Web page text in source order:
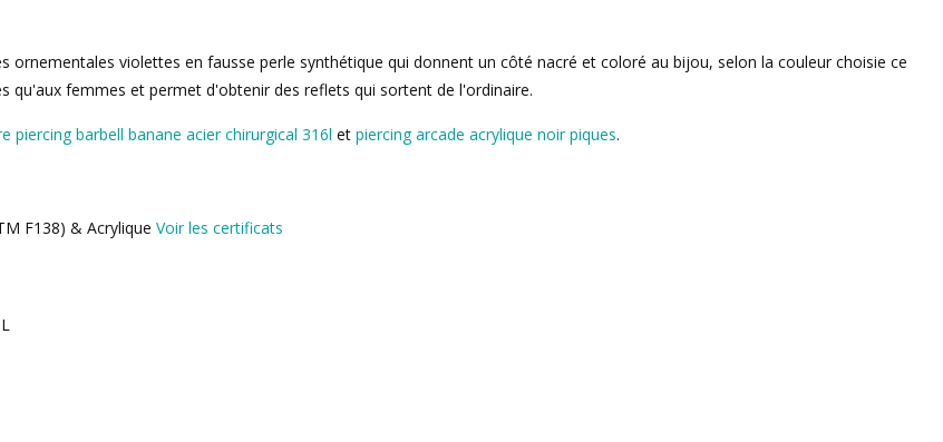
ornementales violettes en fausse perle synthétique qui donnent un côté nacré et coloré au bijou, selon la couleur choisie ce
qu'aux femmes et permet d'obtenir des reflets qui sortent de l'ordinaire.
piercing barbell banane acier chirurgical 316l et piercing arcade acrylique noir piques.
F138) & Acrylique Voir les certificats